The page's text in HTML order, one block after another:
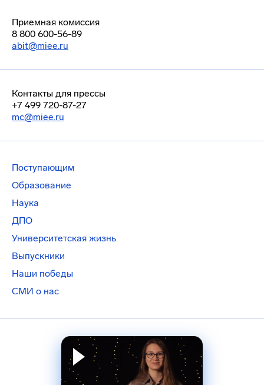
Приемная комиссия
8 800 600-56-89
abit@miee.ru
Контакты для прессы
+7 499 720-87-27
mc@miee.ru
Поступающим
Образование
Наука
ДПО
Университетская жизнь
Выпускники
Наши победы
СМИ о нас